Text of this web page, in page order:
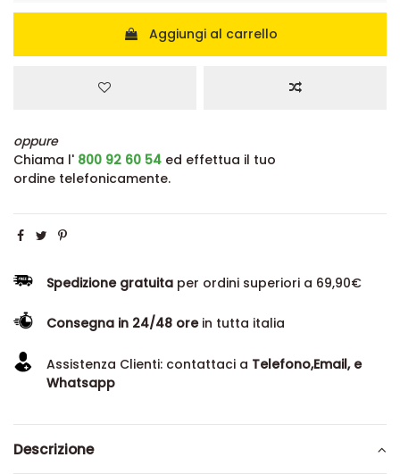
Aggiungi al carrello
oppure
Chiama l' 800 92 60 54 ed effettua il tuo
ordine telefonicamente.
Spedizione gratuita per ordini superiori a 69,90€
Consegna in 24/48 orein tutta italia
Assistenza Clienti: contattaci a Telefono,Email, e
Whatsapp
Descrizione